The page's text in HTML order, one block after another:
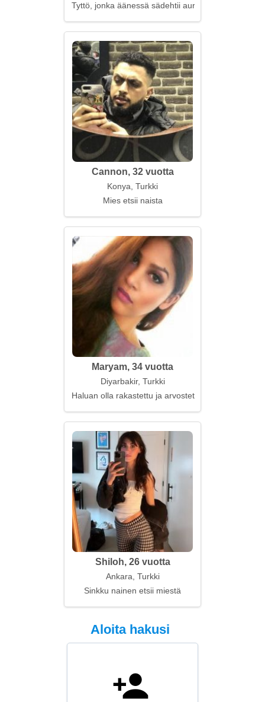
Tyttö, jonka äänessä sädehtii aurinko
Cannon, 32 vuotta
Konya, Turkki
Mies etsii naista
Maryam, 34 vuotta
Diyarbakir, Turkki
Haluan olla rakastettu ja arvostettu
Shiloh, 26 vuotta
Ankara, Turkki
Sinkku nainen etsii miestä
Aloita hakusi